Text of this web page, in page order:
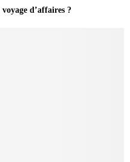
d’affaires ?